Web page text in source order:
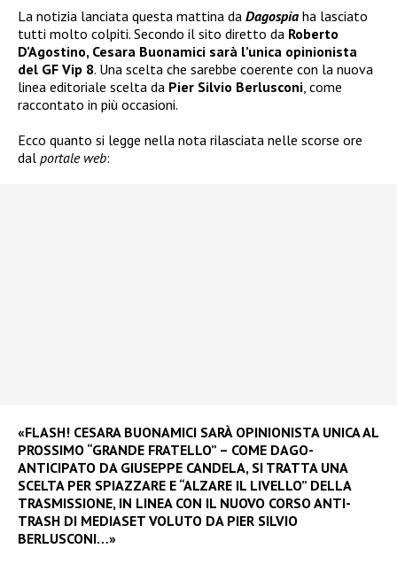
La notizia lanciata questa mattina da Dagospia ha lasciato
tutti molto colpiti. Secondo il sito diretto da Roberto
D’Agostino, Cesara Buonamici sarà l’unica opinionista
del GF Vip 8. Una scelta che sarebbe coerente con la nuova
linea editoriale scelta da Pier Silvio Berlusconi, come
raccontato in più occasioni.
Ecco quanto si legge nella nota rilasciata nelle scorse ore
dal portale web:
«FLASH! CESARA BUONAMICI SARÀ OPINIONISTA UNICA AL
PROSSIMO “GRANDE FRATELLO” – COME DAGO-
ANTICIPATO DA GIUSEPPE CANDELA, SI TRATTA UNA
SCELTA PER SPIAZZARE E “ALZARE IL LIVELLO” DELLA
TRASMISSIONE, IN LINEA CON IL NUOVO CORSO ANTI-
TRASH DI MEDIASET VOLUTO DA PIER SILVIO
BERLUSCONI…»